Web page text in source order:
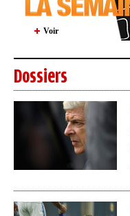
Voir
Dossiers